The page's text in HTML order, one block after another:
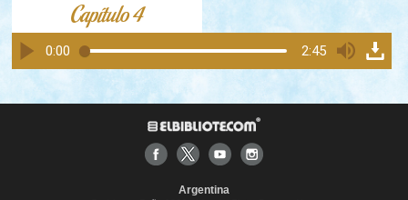
Capítulo 4
0:00 2:45
Argentina